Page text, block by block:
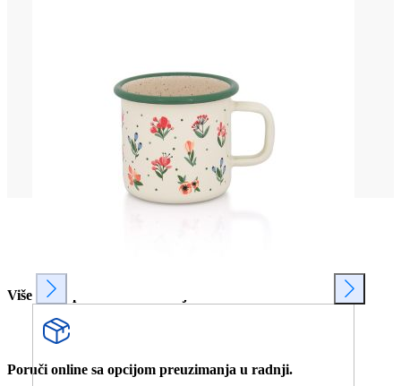
Više od 80 prodavnica u Srbiji.
Poruči online sa opcijom preuzimanja u radnji.